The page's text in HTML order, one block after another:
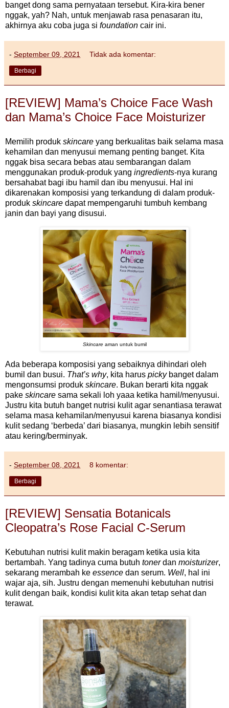
banget dong sama pernyataan tersebut. Kira-kira bener
nggak, yah? Nah, untuk menjawab rasa penasaran itu,
akhirnya aku coba juga si foundation cair ini.
- September 09, 2021 Tidak ada komentar:
Berbagi
[REVIEW] Mama’s Choice Face Wash
dan Mama’s Choice Face Moisturizer
Memilih produk skincare yang berkualitas baik selama masa
kehamilan dan menyusui memang penting banget. Kita
nggak bisa secara bebas atau sembarangan dalam
menggunakan produk-produk yang ingredients-nya kurang
bersahabat bagi ibu hamil dan ibu menyusui. Hal ini
dikarenakan komposisi yang terkandung di dalam produk-
produk skincare dapat mempengaruhi tumbuh kembang
janin dan bayi yang disusui.
Skincare aman untuk bumil
Ada beberapa komposisi yang sebaiknya dihindari oleh
bumil dan busui. That’s why, kita harus picky banget dalam
mengonsumsi produk skincare. Bukan berarti kita nggak
pake skincare sama sekali loh yaaa ketika hamil/menyusui.
Justru kita butuh banget nutrisi kulit agar senantiasa terawat
selama masa kehamilan/menyusui karena biasanya kondisi
kulit sedang ‘berbeda’ dari biasanya, mungkin lebih sensitif
atau kering/berminyak.
- September 08, 2021 8 komentar:
Berbagi
[REVIEW] Sensatia Botanicals
Cleopatra’s Rose Facial C-Serum
Kebutuhan nutrisi kulit makin beragam ketika usia kita
bertambah. Yang tadinya cuma butuh tonerdan moisturizer,
sekarang merambah ke essence dan serum. Well, hal ini
wajar aja, sih. Justru dengan memenuhi kebutuhan nutrisi
kulit dengan baik, kondisi kulit kita akan tetap sehat dan
terawat.